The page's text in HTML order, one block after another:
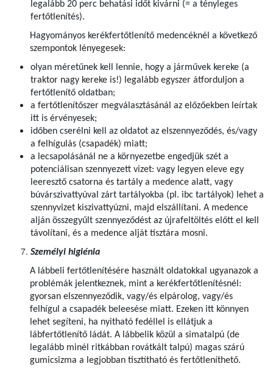
legalább 20 perc behatási időt kivárni (= a tényleges
fertőtlenítés).
Hagyományos kerékfertőtlenítő medencéknél a következő
szempontok lényegesek:
olyan méretűnek kell lennie, hogy a járművek kereke (a
traktor nagy kereke is!) legalább egyszer átforduljon a
fertőtlenítő oldatban;
a fertőtlenítőszer megválasztásánál az előzőekben leírtak
itt is érvényesek;
időben cserélni kell az oldatot az elszennyeződés, és/vagy
a felhígulás (csapadék) miatt;
a lecsapolásánál ne a környezetbe engedjük szét a
potenciálisan szennyezett vizet: vagy legyen eleve egy
leeresztő csatorna és tartály a medence alatt, vagy
búvárszivattyúval zárt tartályokba (pl. ibc tartályok) lehet a
szennyvizet kiszivattyúzni, majd elszállítani. A medence
alján összegyűlt szennyeződést az újrafeltöltés előtt el kell
távolítani, és a medence alját tisztára mosni.
Személyi higiénia
A lábbeli fertőtlenítésére használt oldatokkal ugyanazok a
problémák jelentkeznek, mint a kerékfertőtlenítésnél:
gyorsan elszennyeződik, vagy/és elpárolog, vagy/és
felhígul a csapadék beleesése miatt. Ezeken itt könnyen
lehet segíteni, ha nyitható fedéllel is ellátjuk a
lábfertőtlenítő ládát. A lábbelik közül a simatalpú (de
legalább minél ritkábban rovátkált talpú) magas szárú
gumicsizma a legjobban tisztítható és fertőtleníthető.